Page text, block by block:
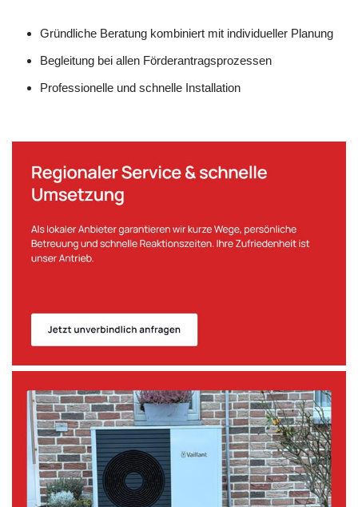
Gründliche Beratung kombiniert mit individueller Planung
Begleitung bei allen Förderantragsprozessen
Professionelle und schnelle Installation